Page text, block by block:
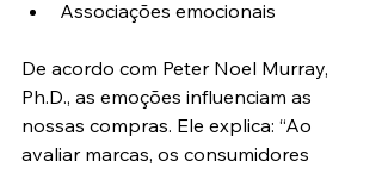
Associações emocionais
De acordo com Peter Noel Murray,
Ph.D., as emoções influenciam as
nossas compras. Ele explica: “Ao
avaliar marcas, os consumidores